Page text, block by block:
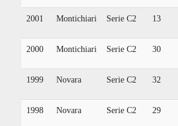
2001 Montichiari Serie C2 13
2000 Montichiari Serie C2 30
1999 Novara Serie C2 32
1998 Novara Serie C2 29